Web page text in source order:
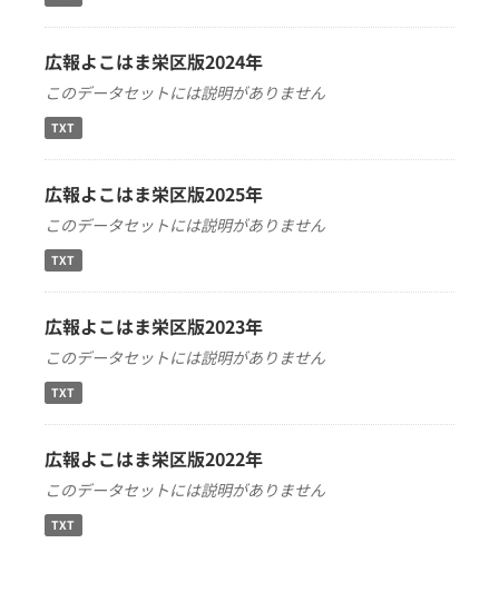
広報よこはま栄区版2024年
このデータセットには説明がありません
TXT
広報よこはま栄区版2025年
このデータセットには説明がありません
TXT
広報よこはま栄区版2023年
このデータセットには説明がありません
TXT
広報よこはま栄区版2022年
このデータセットには説明がありません
TXT